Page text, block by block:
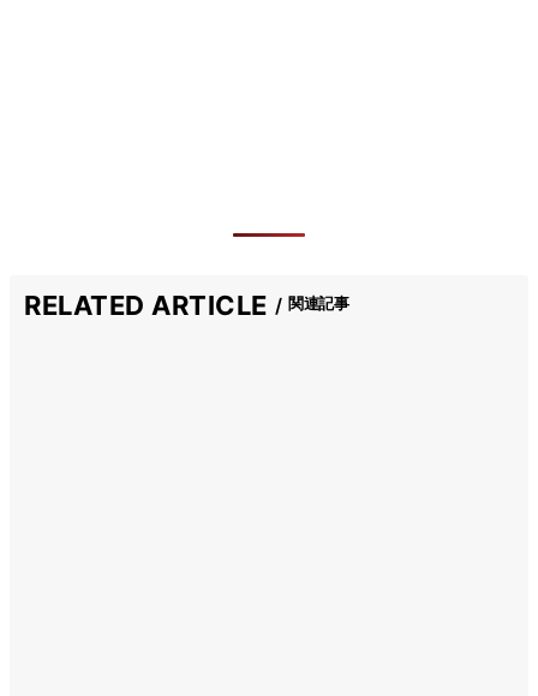
RELATED ARTICLE 関連記事